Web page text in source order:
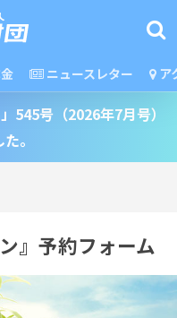
ニュースレター ア
545号（2026年7月号）
。
』予約フォーム